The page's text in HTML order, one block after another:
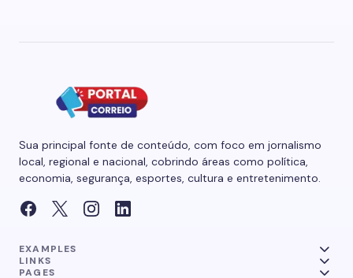
Sua principal fonte de conteúdo, com foco em jornalismo
local, regional e nacional, cobrindo áreas como política,
economia, segurança, esportes, cultura e entretenimento.
EXAMPLES
LINKS
PAGES